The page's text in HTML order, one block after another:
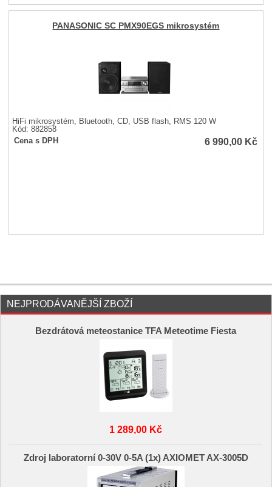
PANASONIC SC PMX90EGS mikrosystém
HiFi mikrosystém, Bluetooth, CD, USB flash, RMS 120 W
Kód: 882858
Cena s DPH
6 990,00 Kč
NEJPRODÁVANĚJŠÍ ZBOŽÍ
Bezdrátová meteostanice TFA Meteotime Fiesta
1 289,00 Kč
Zdroj laboratorní 0-30V 0-5A (1x) AXIOMET AX-3005D